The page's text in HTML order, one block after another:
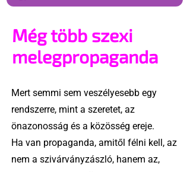
Még több szexi
melegpropaganda
Mert semmi sem veszélyesebb egy
rendszerre, mint a szeretet, az
önazonosság és a közösség ereje.
Ha van propaganda, amitől félni kell, az
nem a szivárványzászló, hanem az,